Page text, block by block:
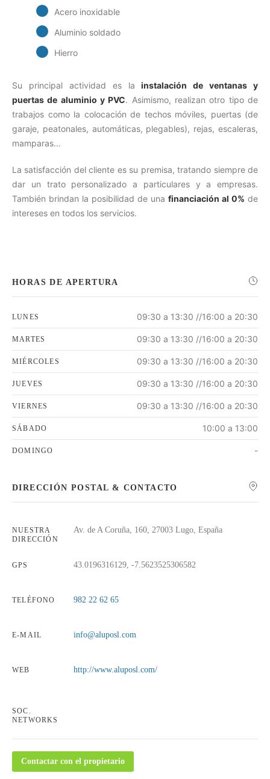
Acero inoxidable
Aluminio soldado
Hierro
Su principal actividad es lainstalación de ventanas y
puertas de aluminio y PVC. Asimismo, realizan otro tipo de
trabajos como la colocación de techos móviles, puertas (de
garaje, peatonales, automáticas, plegables), rejas, escaleras,
mamparas…
La satisfacción del cliente es su premisa, tratando siempre de
dar un trato personalizado a particulares y a empresas.
También brindan la posibilidad de una financiación al 0% de
intereses en todos los servicios.
HORAS DE APERTURA
LUNES 09:30 a 13:30 //16:00 a 20:30
MARTES 09:30 a 13:30 //16:00 a 20:30
MIÉRCOLES 09:30 a 13:30 //16:00 a 20:30
JUEVES 09:30 a 13:30 //16:00 a 20:30
VIERNES 09:30 a 13:30 //16:00 a 20:30
SÁBADO 10:00 a 13:00
DOMINGO -
DIRECCIÓN POSTAL & CONTACTO
NUESTRA
DIRECCIÓN
Av. de A Coruña, 160, 27003 Lugo, España
GPS 43.0196316129, -7.5623525306582
TELÉFONO 982 22 62 65
E-MAIL info@aluposl.com
WEB http://www.aluposl.com/
SOC.
NETWORKS
Contactar con el propietario